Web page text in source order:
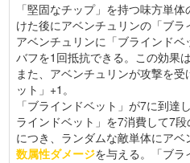
「堅固なチップ」を持つ味方単
けた後にアベンチュリンの「ブラ
アベンチュリンに「ブラインド
バフを1回抵抗できる。この効果
また、アベンチュリンが攻撃を
ット」+1。
「ブラインドベット」が7に到達
ラインドベット」を7消費して7
につき、ランダムな敵単体にアベ
数属性ダメージを与える。「ブラ